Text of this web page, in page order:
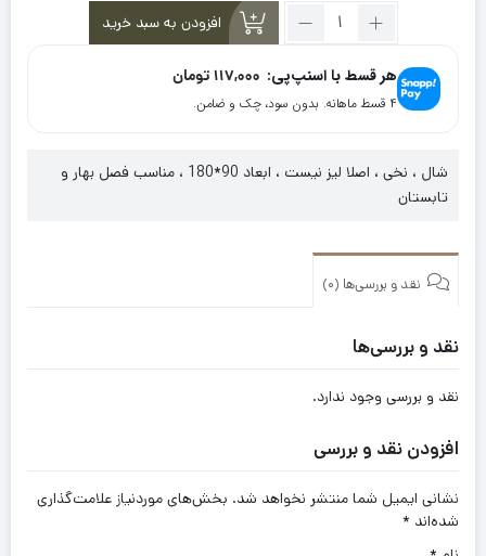
تعداد:
کد
17095
افزودن به سبد خرید
هر قسط با اسنپ‌پی: 117,000 تومان
۴ قسط ماهانه. بدون سود، چک و ضامن.
شال ، نخی ، اصلا لیز نیست ، ابعاد 90*180 ، مناسب فصل بهار و
تابستان
نقد و بررسی‌ها (0)
نقد و بررسی‌ها
نقد و بررسی وجود ندارد.
افزودن نقد و بررسی
نشانی ایمیل شما منتشر نخواهد شد. بخش‌های موردنیاز علامت‌گذاری
شده‌اند *